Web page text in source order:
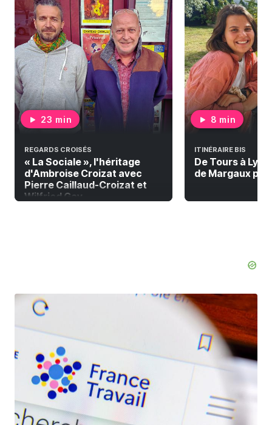
23 min
REGARDS CROISÉS
« La Sociale », l'héritage
d'Ambroise Croizat avec
Pierre Caillaud-Croizat et
Wilfried Gay
8 min
ITINÉRAIRE BIS
De Tours à
de Margaux